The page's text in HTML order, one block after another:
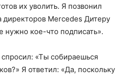
их уволить. Я позвонил
директоров Mercedes Дитеру
нужно кое-что подписать».
«Ты собираешься
Я ответил: «Да, поскольку